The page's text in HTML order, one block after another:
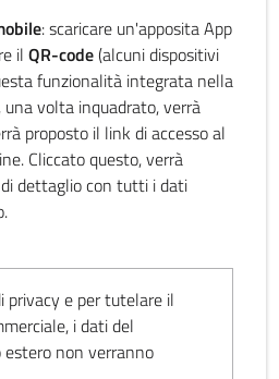
: scaricare un'apposita App
il QR-code(alcuni dispositivi
funzionalità integrata nella
volta inquadrato, verrà
proposto il link di accesso al
Cliccato questo, verrà
dettaglio con tutti i dati
privacy e per tutelare il
i dati del
non verranno